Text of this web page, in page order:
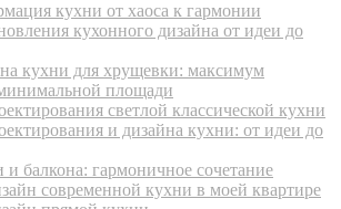
кухни от хаоса к гармонии
кухонного дизайна от идеи до
кухни для хрущевки: максимум
площади
светлой классической кухни
и дизайна кухни: от идеи до
балкона: гармоничное сочетание
современной кухни в моей квартире